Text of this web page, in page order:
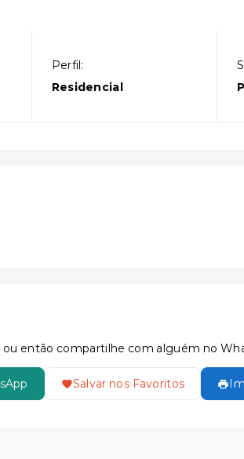
Perfil:
Residencial
ou então compartilhe com alguém no
Salvar nos Favoritos